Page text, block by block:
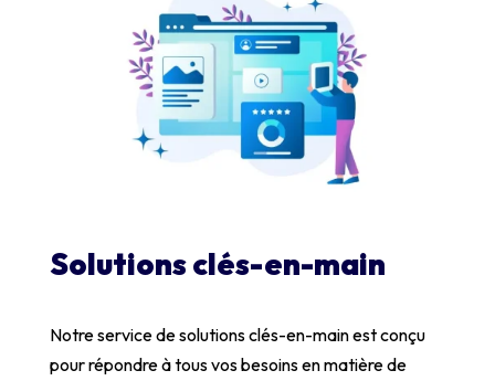
Solutions clés-en-main
Notre service de solutions clés-en-main est conçu
pour répondre à tous vos besoins en matière de